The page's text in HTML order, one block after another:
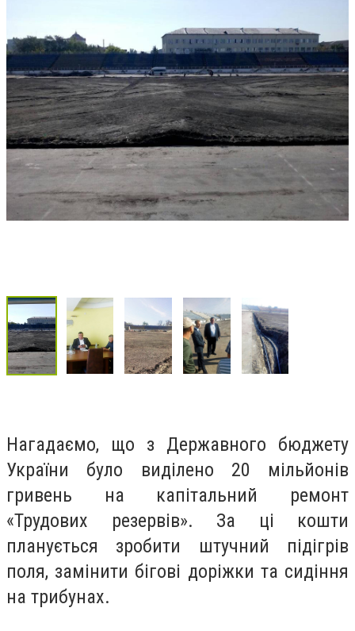
Нагадаємо, що з Державного бюджету
України було виділено 20 мільйонів
гривень на капітальний ремонт
«Трудових резервів». За ці кошти
планується зробити штучний підігрів
поля, замінити бігові доріжки та сидіння
на трибунах.